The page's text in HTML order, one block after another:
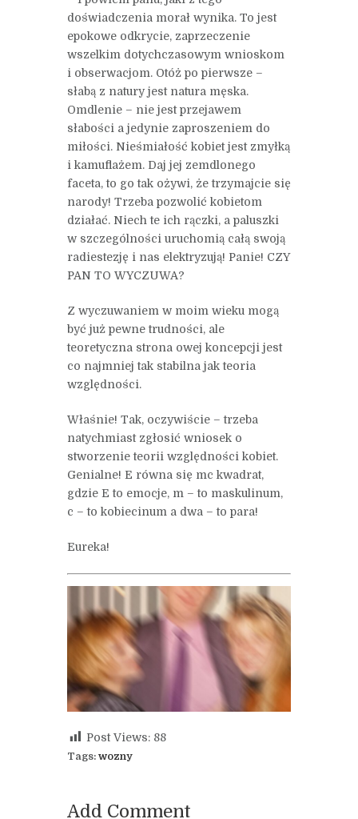
doświadczenia morał wynika. To jest
epokowe odkrycie, zaprzeczenie
wszelkim dotychczasowym wnioskom
i obserwacjom. Otóż po pierwsze –
słabą z natury jest natura męska.
Omdlenie – nie jest przejawem
słabości a jedynie zaproszeniem do
miłości. Nieśmiałość kobiet jest zmyłką
i kamuflażem. Daj jej zemdlonego
faceta, to go tak ożywi, że trzymajcie się
narody! Trzeba pozwolić kobietom
działać. Niech te ich rączki, a paluszki
w szczególności uruchomią całą swoją
radiestezję i nas elektryzują! Panie! CZY
PAN TO WYCZUWA?
Z wyczuwaniem w moim wieku mogą
być już pewne trudności, ale
teoretyczna strona owej koncepcji jest
co najmniej tak stabilna jak teoria
względności.
Właśnie! Tak, oczywiście – trzeba
natychmiast zgłosić wniosek o
stworzenie teorii względności kobiet.
Genialne! E równa się mc kwadrat,
gdzie E to emocje, m – to maskulinum,
c – to kobiecinum a dwa – to para!
Eureka!
Post Views: 88
Tags: wozny
Add Comment